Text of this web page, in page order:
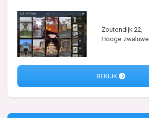
Zoutendijk 22,
Hooge zwaluwe
BEKIJK